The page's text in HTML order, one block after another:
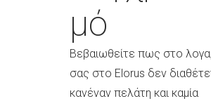
μό
Βεβαιωθείτε πως στο
σας στο Elorus δεν
κανέναν πελάτη και καμία